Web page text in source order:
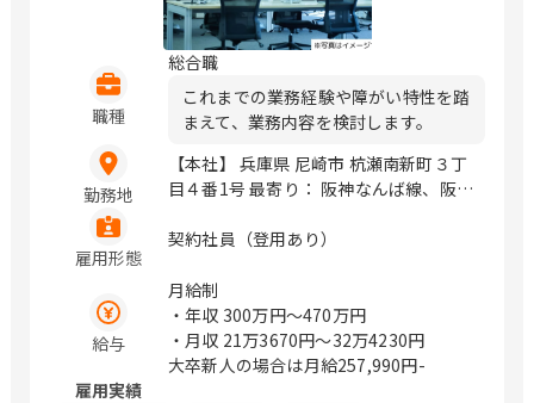
職種
総合職
これまでの業務経験や障がい特性を踏
まえて、業務内容を検討します。
勤務地
【本社】 兵庫県 尼崎市 杭瀬南新町３丁
目４番1号 最寄り： 阪神なんば線、阪神
所】 兵庫県 尼崎市 東初島町1番地 最寄
ら徒歩15分 ※上記は雇入れ直後の勤務
地です。 （変更の範囲） 転勤を伴わな
い当社事業所 / 大物
雇用形態
契約社員（登用あり）
給与
月給制
・年収 300万円〜470万円
・月収 21万3670円〜32万4230円
大卒新人の場合は月給257,990円-
雇用実績